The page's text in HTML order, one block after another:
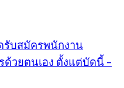
รับสมัครพนักงาน
ด้วยตนเอง ตั้งแต่บัดนี้ –